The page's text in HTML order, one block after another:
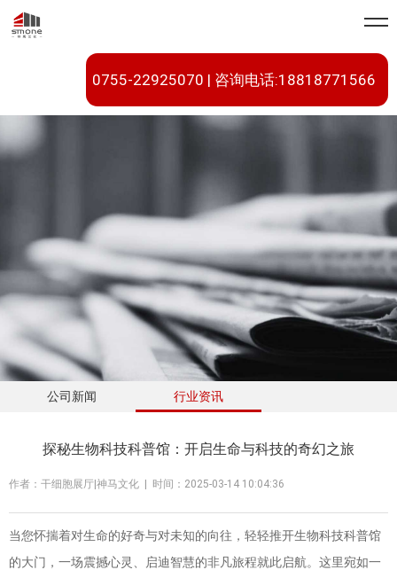
0755-22925070 | 咨询电话:18818771566
公司新闻 行业资讯
探秘生物科技科普馆：开启生命与科技的奇幻之旅
作者：干细胞展厅|神马文化 | 时间：2025-03-14 10:04:36
当您怀揣着对生命的好奇与对未知的向往，轻轻推开生物科技科普馆
的大门，一场震撼心灵、启迪智慧的非凡旅程就此启航。这里宛如一